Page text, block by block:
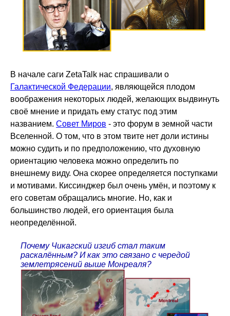
В начале саги ZetaTalk нас спрашивали о
Галактической Федерации, являющейся плодом
воображения некоторых людей, желающих выдвинуть
своё мнение и придать ему статус под этим
названием. Совет Миров - это форум в земной части
Вселенной. О том, что в этом твите нет доли истины
можно судить и по предположению, что духовную
ориентацию человека можно определить по
внешнему виду. Она скорее определяется поступками
и мотивами. Киссинджер был очень умён, и поэтому к
его советам обращались многие. Но, как и
большинство людей, его ориентация была
неопределённой.
Почему Чикагский изгиб стал таким
раскалённым? И как это связано с чередой
землетрясений выше Монреаля?